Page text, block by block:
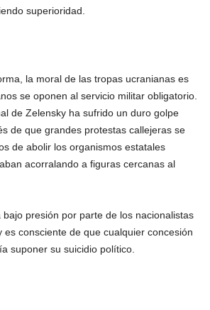
superioridad.
la moral de las tropas ucranianas es
se oponen al servicio militar obligatorio.
de Zelensky ha sufrido un duro golpe
de que grandes protestas callejeras se
de abolir los organismos estatales
acorralando a figuras cercanas al
presión por parte de los nacionalistas
es consciente de que cualquier concesión
suponer su suicidio político.